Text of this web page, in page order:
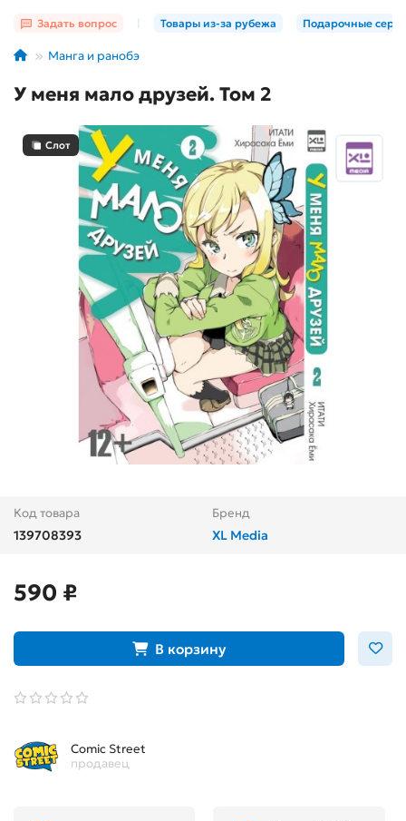
Задать вопрос Товары из-за рубежа Подарочные
Манга и ранобэ
У меня мало друзей. Том 2
Слот
Код товара
139708393
Бренд
XL Media
590 ₽
В корзину
Comic Street
продавец